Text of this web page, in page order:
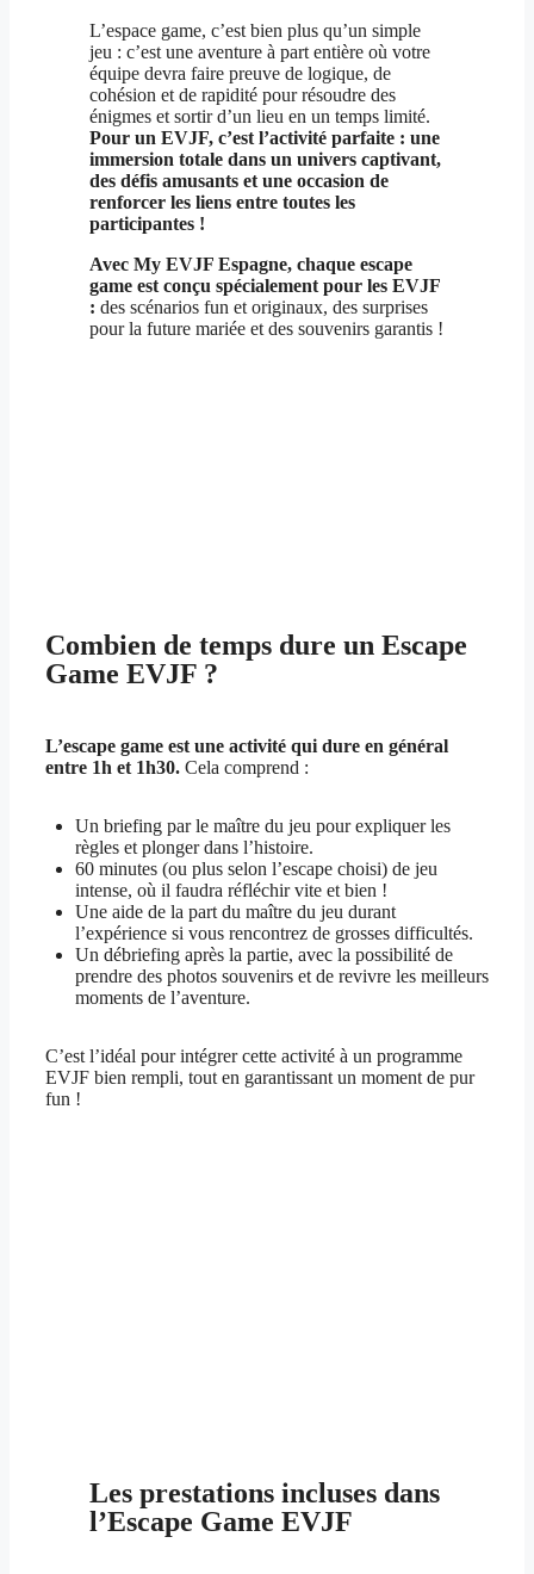
L’espace game, c’est bien plus qu’un simple
jeu : c’est une aventure à part entière où votre
équipe devra faire preuve de logique, de
cohésion et de rapidité pour résoudre des
énigmes et sortir d’un lieu en un temps limité.
Pour un EVJF, c’est l’activité parfaite : une
immersion totale dans un univers captivant,
des défis amusants et une occasion de
renforcer les liens entre toutes les
participantes !
Avec My EVJF Espagne, chaque escape
game est conçu spécialement pour les EVJF
: des scénarios fun et originaux, des surprises
pour la future mariée et des souvenirs garantis !
Combien de temps dure un Escape
Game EVJF ?
L’escape game est une activité qui dure en général
entre 1h et 1h30. Cela comprend :
Un briefing par le maître du jeu pour expliquer les
règles et plonger dans l’histoire.
60 minutes (ou plus selon l’escape choisi) de jeu
intense, où il faudra réfléchir vite et bien !
Une aide de la part du maître du jeu durant
l’expérience si vous rencontrez de grosses difficultés.
Un débriefing après la partie, avec la possibilité de
prendre des photos souvenirs et de revivre les meilleurs
moments de l’aventure.
C’est l’idéal pour intégrer cette activité à un programme
EVJF bien rempli, tout en garantissant un moment de pur
fun !
Les prestations incluses dans
l’Escape Game EVJF